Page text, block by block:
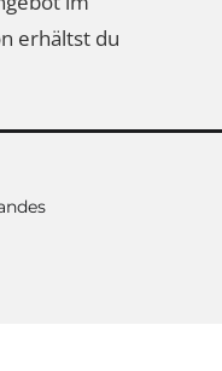
erhältst du